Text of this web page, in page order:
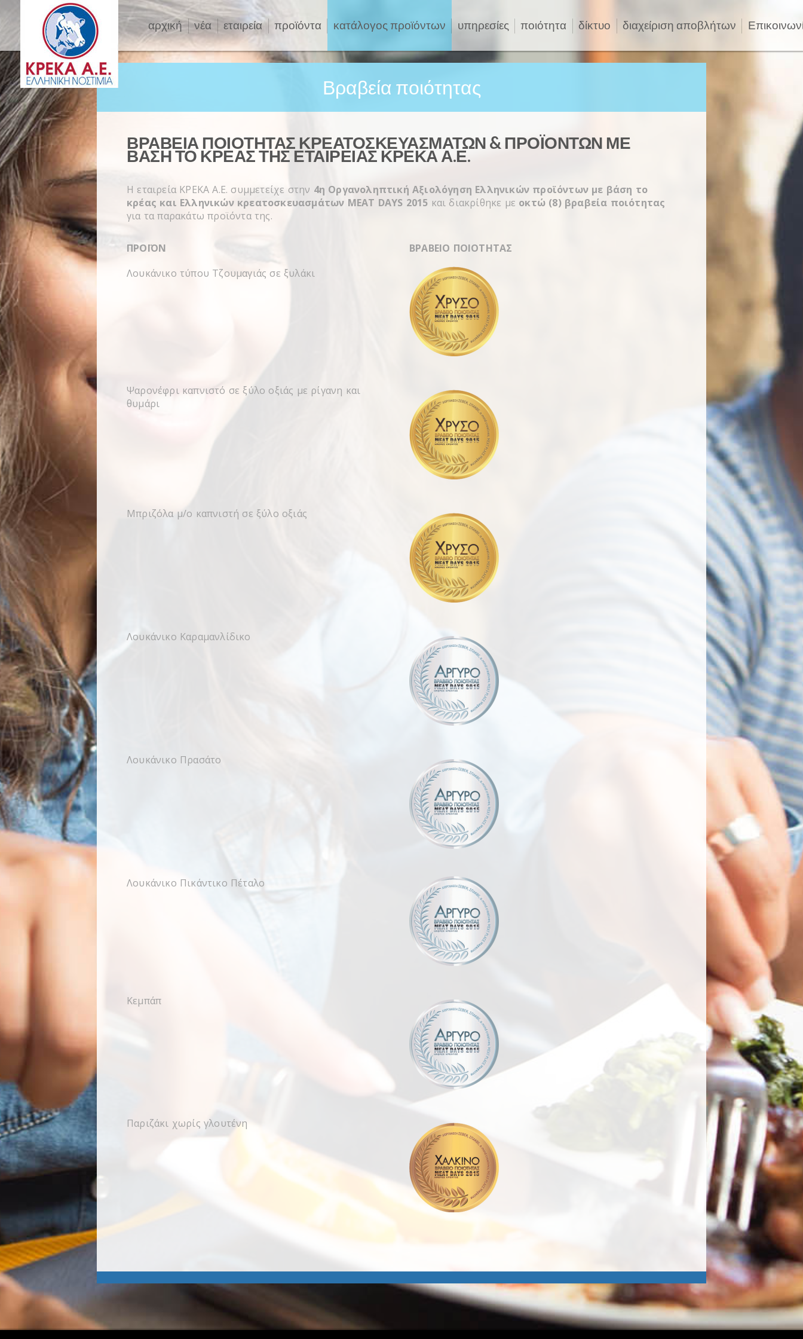
αρχική νέα εταιρεία προϊόντα κατάλογος προϊόντων υπηρεσίες ποιότητα δίκτυο διαχείριση αποβλήτων
Βραβεία ποιότητας
ΒΡΑΒΕΊΑ ΠΟΙΌΤΗΤΑΣ ΚΡΕΑΤΟΣΚΕΥΑΣΜΆΤΩΝ & ΠΡΟΪΌΝΤΩΝ ΜΕ
ΒΆΣΗ ΤΟ ΚΡΈΑΣ ΤΗΣ ΕΤΑΙΡΕΊΑΣ ΚΡΕΚΑ Α.Ε.
Η εταιρεία ΚΡΕΚΑ Α.Ε. συμμετείχε στην 4η Οργανοληπτική Αξιολόγηση Ελληνικών προϊόντων με βάση το
κρέας και Ελληνικών κρεατοσκευασμάτων MEAT DAYS 2015 και διακρίθηκε με οκτώ (8) βραβεία ποιότητας
για τα παρακάτω προϊόντα της.
ΠΡΟΪΟΝ
ΒΡΑΒΕΙΟ ΠΟΙΟΤΗΤΑΣ
Λουκάνικο τύπου Τζουμαγιάς σε ξυλάκι
Ψαρονέφρι καπνιστό σε ξύλο οξιάς με ρίγανη και
θυμάρι
Μπριζόλα μ/ο καπνιστή σε ξύλο οξιάς
Λουκάνικο Καραμανλίδικο
Λουκάνικο Πρασάτο
Λουκάνικο Πικάντικο Πέταλο
Κεμπάπ
Παριζάκι χωρίς γλουτένη